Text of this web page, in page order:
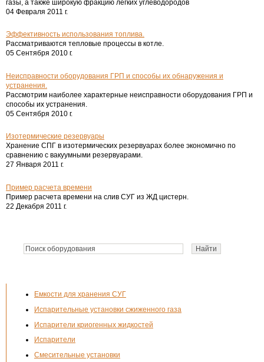
Емкости для хранения СУГ
Испарительные установки сжиженного газа
Испарители криогенных жидкостей
Испарители
Смесительные установки
газы, а также широкую фракцию легких углеводородов
04 Февраля 2011 г.
Эффективность использования топлива.
Рассматриваются тепловые процессы в котле.
05 Сентября 2010 г.
Неисправности оборудования ГРП и способы их обнаружения и
устранения.
Рассмотрим наиболее характерные неисправности оборудования ГРП и
способы их устранения.
05 Сентября 2010 г.
Изотермические резервуары
Хранение СПГ в изотермических резервуарах более экономично по
сравнению с вакуумными резервуарами.
27 Января 2011 г.
Пример расчета времени
Пример расчета времени на слив СУГ из ЖД цистерн.
22 Декабря 2011 г.